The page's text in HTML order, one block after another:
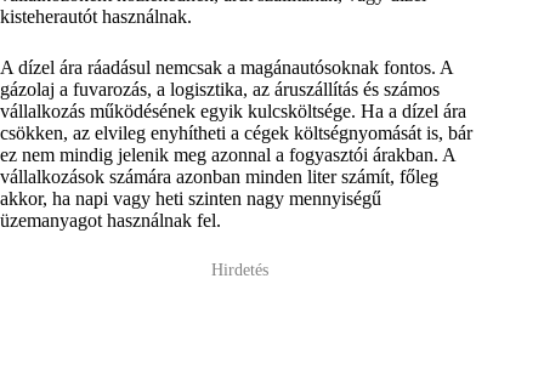
kisteherautót használnak.
A dízel ára ráadásul nemcsak a magánautósoknak fontos. A
gázolaj a fuvarozás, a logisztika, az áruszállítás és számos
vállalkozás működésének egyik kulcsköltsége. Ha a dízel ára
csökken, az elvileg enyhítheti a cégek költségnyomását is, bár
ez nem mindig jelenik meg azonnal a fogyasztói árakban. A
vállalkozások számára azonban minden liter számít, főleg
akkor, ha napi vagy heti szinten nagy mennyiségű
üzemanyagot használnak fel.
Hirdetés